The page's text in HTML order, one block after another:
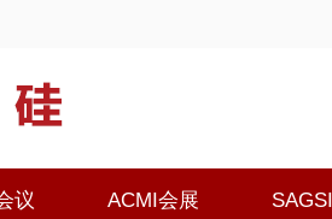
议 ACMI会展 SAGSI